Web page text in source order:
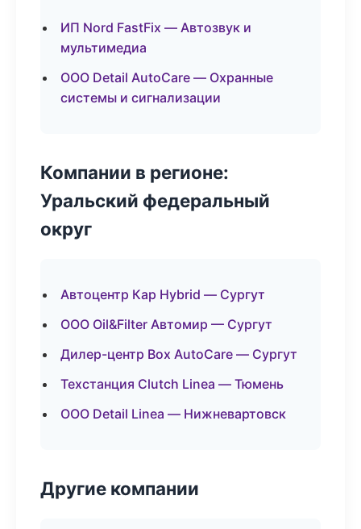
ИП Nord FastFix — Автозвук и
мультимедиа
ООО Detail AutoCare — Охранные
системы и сигнализации
Компании в регионе:
Уральский федеральный
округ
Автоцентр Кар Hybrid — Сургут
ООО Oil&Filter Автомир — Сургут
Дилер-центр Box AutoCare — Сургут
Техстанция Clutch Linea — Тюмень
ООО Detail Linea — Нижневартовск
Другие компании